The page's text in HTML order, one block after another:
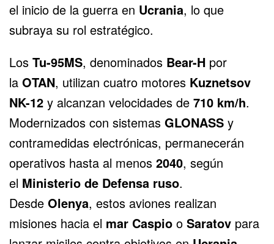
el inicio de la guerra en Ucrania, lo que
subraya su rol estratégico.
Los Tu-95MS, denominados Bear-H por
la OTAN, utilizan cuatro motores Kuznetsov
NK-12 y alcanzan velocidades de 710 km/h.
Modernizados con sistemas GLONASS y
contramedidas electrónicas, permanecerán
operativos hasta al menos 2040, según
el Ministerio de Defensa ruso.
Desde Olenya, estos aviones realizan
misiones hacia el mar Caspio o Saratov para